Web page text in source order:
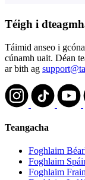
Téigh i
Táimid anseo i
cúnamh uait. Déan
ar bith ag
Teangacha
Foghlaim
Foghlaim
Foghlaim